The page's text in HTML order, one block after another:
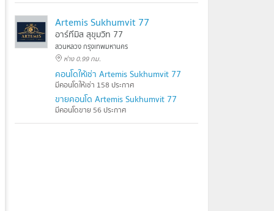
Artemis Sukhumvit 77
อาร์ทีมิส สุขุมวิท 77
สวนหลวง กรุงเทพมหานคร
ห่าง 0.99 กม.
คอนโดให้เช่า Artemis Sukhumvit 77
มีคอนโดให้เช่า 158 ประกาศ
ขายคอนโด Artemis Sukhumvit 77
มีคอนโดขาย 56 ประกาศ